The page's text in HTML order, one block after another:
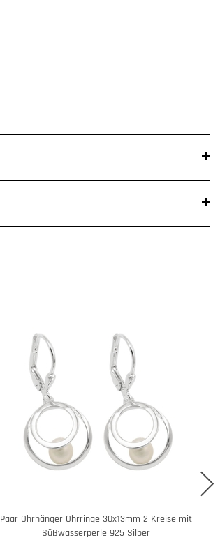
Paar Ohrhänger Ohrringe 30x13mm 2 Kreise mit
Süßwasserperle 925 Silber